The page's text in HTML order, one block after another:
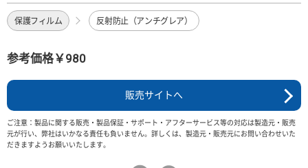
保護フィルム 反射防止（アンチグレア）
参考価格￥980
販売サイトへ
ご注意：製品に関する販売・製品保証・サポート・アフターサービス等の対応は製造元・販売
元が行い、弊社はいかなる責任も負いません。詳しくは、製造元・販売元にお問い合わせいた
だきますようお願いいたします。